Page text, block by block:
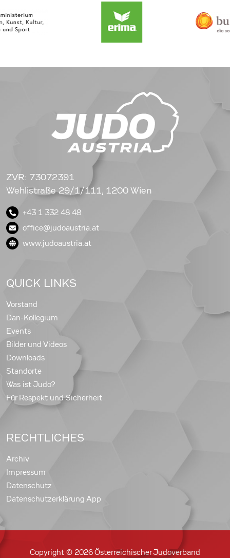
ZVR: 73072391
Wehlistraße 29/1/111, 1200 Wien
+43 1 332 48 48
office@judoaustria.at
www.judoaustria.at
QUICK LINKS
Vorstand
Dan-Kollegium
Events
Bilder und Videos
Downloads
Standorte
Was ist Judo?
Für Respekt und Sicherheit
RECHTLICHES
Archiv
Impressum
Datenschutz
Datenschutzerklärung App
Copyright © 2026 Österreichischer Judoverband